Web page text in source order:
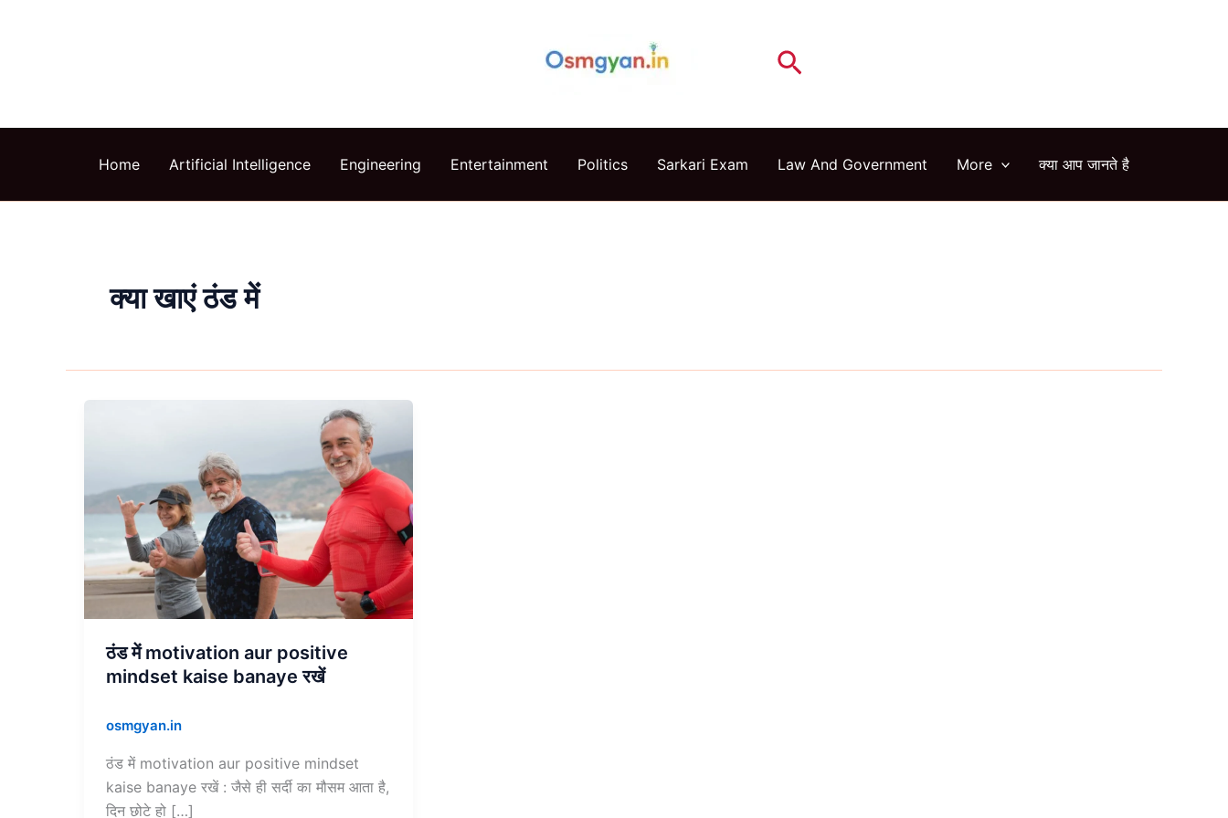
Search
Home Artificial Intelligence Engineering Entertainment Politics Sarkari Exam Law And Government More क्या आप जानते है
क्या खाएं ठंड में
ठंड में motivation aur positive
mindset kaise banaye रखें
osmgyan.in
ठंड में motivation aur positive mindset
kaise banaye रखें : जैसे ही सर्दी का मौसम आता है,
दिन छोटे हो […]
positive
mindset
kaise
banaye
रखें